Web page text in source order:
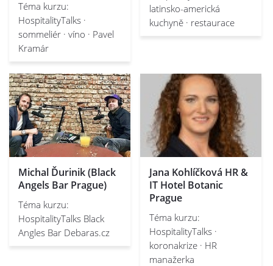
Téma kurzu:
HospitalityTalks ·
sommeliér · víno · Pavel
Kramár
latinsko-americká
kuchyně · restaurace
Michal Ďurinik (Black
Angels Bar Prague)
Téma kurzu:
HospitalityTalks Black
Angles Bar Debaras.cz
Jana Kohlíčková HR &
IT Hotel Botanic
Prague
Téma kurzu:
HospitalityTalks ·
koronakrize · HR
manažerka